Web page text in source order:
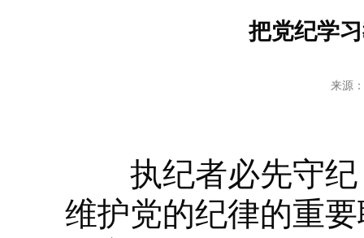
把党纪学
来源
执纪者必先守纪
维护党的纪律的重